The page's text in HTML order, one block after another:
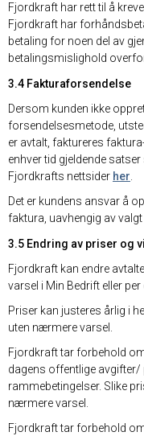
Fjordkraft har rett til å
Fjordkraft har
betaling for noen del av
betalingsmislighold
3.4 Fakturaforsendelse
Dersom kunden ikke
forsendelsesmetode,
er avtalt, faktureres
enhver tid gjeldende
Fjordkrafts nettsider her.
Det er kundens ansvar å
faktura, uavhengig av
3.5 Endring av priser og
Fjordkraft kan endre
varsel i Min Bedrift eller per
Priser kan justeres årlig i
uten nærmere varsel.
Fjordkraft tar forbehold
dagens offentlige avgifter/
rammebetingelser. Slike
nærmere varsel.
Fjordkraft tar forbehold